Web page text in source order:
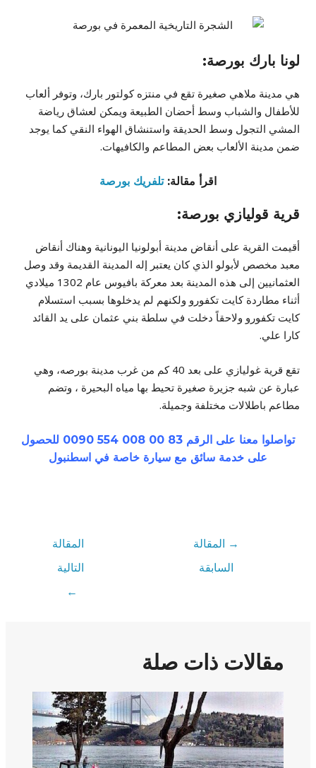
لونا بارك بورصة:
هي مدينة ملاهي صغيرة تقع في منتزه كولتور بارك، وتوفر ألعاب
للأطفال والشباب وسط أحضان الطبيعة ويمكن لعشاق رياضة
المشي التجول وسط الحديقة واستنشاق الهواء النقي كما يوجد
ضمن مدينة الألعاب بعض المطاعم والكافيهات.
اقرأ مقالة:تلفريك بورصة
قرية قوليازي بورصة:
أقيمت القرية على أنقاض مدينة أبولونيا اليونانية وهناك أنقاض
معبد مخصص لأبولو الذي كان يعتبر إله المدينة القديمة وقد وصل
العثمانيين إلى هذه المدينة بعد معركة بافيوس عام 1302 ميلادي
أثناء مطاردة كايت تكفورو ولكنهم لم يدخلوها بسبب استسلام
كايت تكفورو ولاحقاً دخلت في سلطة بني عثمان على يد القائد
كارا علي.
تقع قرية غوليازي على بعد 40 كم من غرب مدينة بورصه، وهي
عبارة عن شبه جزيرة صغيرة تحيط بها مياه البحيرة ، وتضم
مطاعم باطلالات مختلفة وجميلة.
تواصلوا معنا على الرقم 83 00 008 554 0090 للحصول
على خدمة سائق مع سيارة خاصة في اسطنبول
→ المقالة
السابقة
المقالة
التالية
←
مقالات ذات صلة